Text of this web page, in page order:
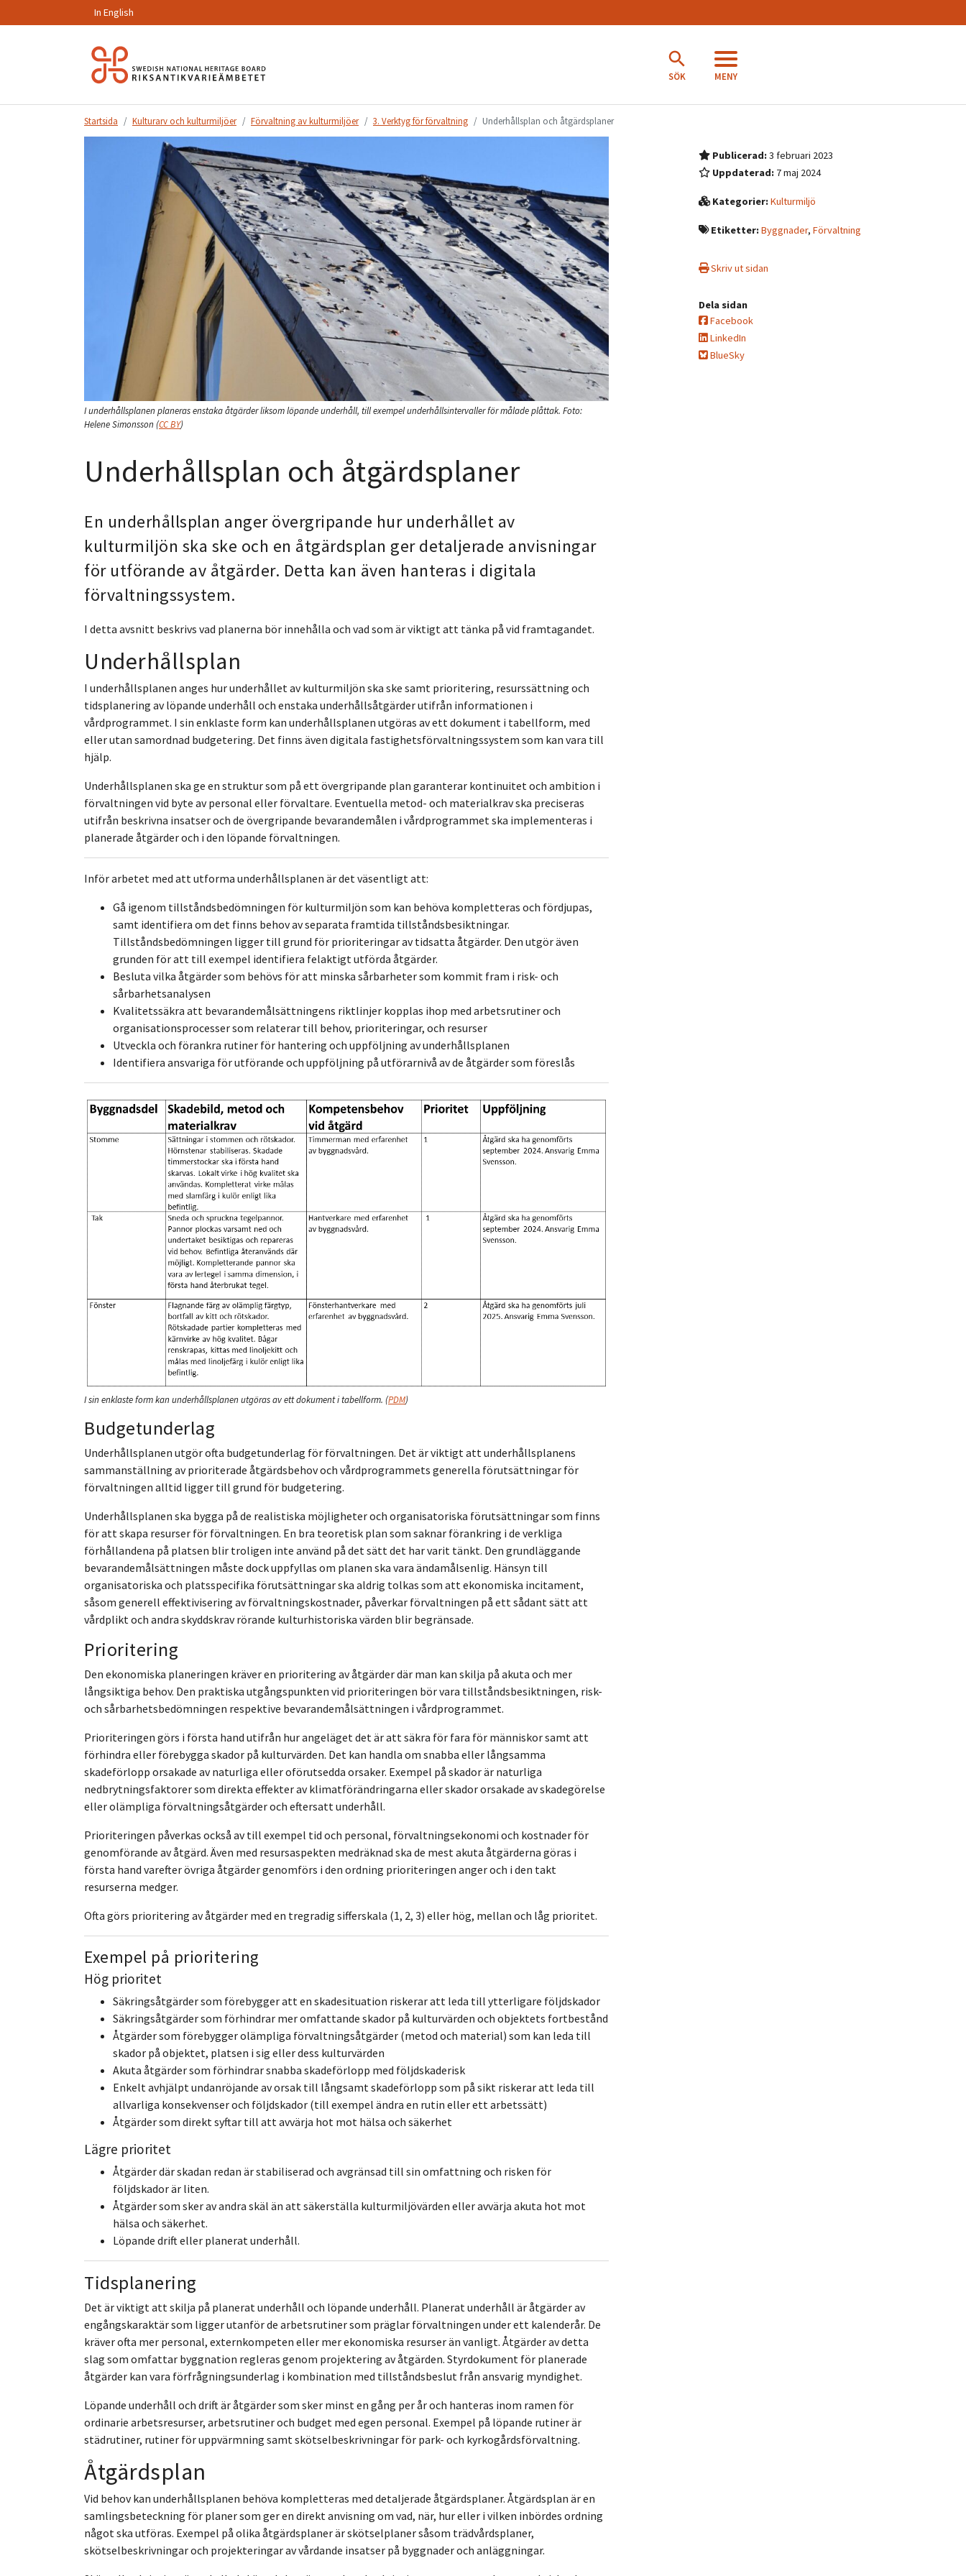
In English
SÖK MENY
Startsida Kulturarv och kulturmiljöer Förvaltning av kulturmiljöer 3. Verktyg för förvaltning Underhållsplan och åtgärdsplaner
I underhållsplanen planeras enstaka åtgärder liksom löpande underhåll, till exempel underhållsintervaller för målade plåttak. Foto:
Helene Simonsson (CC BY)
Underhållsplan och åtgärdsplaner
En underhållsplan anger övergripande hur underhållet av
kulturmiljön ska ske och en åtgärdsplan ger detaljerade anvisningar
för utförande av åtgärder. Detta kan även hanteras i digitala
förvaltningssystem.
I detta avsnitt beskrivs vad planerna bör innehålla och vad som är viktigt att tänka på vid framtagandet.
Underhållsplan
I underhållsplanen anges hur underhållet av kulturmiljön ska ske samt prioritering, resurssättning och
tidsplanering av löpande underhåll och enstaka underhållsåtgärder utifrån informationen i
vårdprogrammet. I sin enklaste form kan underhållsplanen utgöras av ett dokument i tabellform, med
eller utan samordnad budgetering. Det finns även digitala fastighetsförvaltningssystem som kan vara till
hjälp.
Underhållsplanen ska ge en struktur som på ett övergripande plan garanterar kontinuitet och ambition i
förvaltningen vid byte av personal eller förvaltare. Eventuella metod- och materialkrav ska preciseras
utifrån beskrivna insatser och de övergripande bevarandemålen i vårdprogrammet ska implementeras i
planerade åtgärder och i den löpande förvaltningen.
Inför arbetet med att utforma underhållsplanen är det väsentligt att:
Gå igenom tillståndsbedömningen för kulturmiljön som kan behöva kompletteras och fördjupas,
samt identifiera om det finns behov av separata framtida tillståndsbesiktningar.
Tillståndsbedömningen ligger till grund för prioriteringar av tidsatta åtgärder. Den utgör även
grunden för att till exempel identifiera felaktigt utförda åtgärder.
Besluta vilka åtgärder som behövs för att minska sårbarheter som kommit fram i risk- och
sårbarhetsanalysen
Kvalitetssäkra att bevarandemålsättningens riktlinjer kopplas ihop med arbetsrutiner och
organisationsprocesser som relaterar till behov, prioriteringar, och resurser
Utveckla och förankra rutiner för hantering och uppföljning av underhållsplanen
Identifiera ansvariga för utförande och uppföljning på utförarnivå av de åtgärder som föreslås
I sin enklaste form kan underhållsplanen utgöras av ett dokument i tabellform. (PDM)
Budgetunderlag
Underhållsplanen utgör ofta budgetunderlag för förvaltningen. Det är viktigt att underhållsplanens
sammanställning av prioriterade åtgärdsbehov och vårdprogrammets generella förutsättningar för
förvaltningen alltid ligger till grund för budgetering.
Underhållsplanen ska bygga på de realistiska möjligheter och organisatoriska förutsättningar som finns
för att skapa resurser för förvaltningen. En bra teoretisk plan som saknar förankring i de verkliga
förhållandena på platsen blir troligen inte använd på det sätt det har varit tänkt. Den grundläggande
bevarandemålsättningen måste dock uppfyllas om planen ska vara ändamålsenlig. Hänsyn till
organisatoriska och platsspecifika förutsättningar ska aldrig tolkas som att ekonomiska incitament,
såsom generell effektivisering av förvaltningskostnader, påverkar förvaltningen på ett sådant sätt att
vårdplikt och andra skyddskrav rörande kulturhistoriska värden blir begränsade.
Prioritering
Den ekonomiska planeringen kräver en prioritering av åtgärder där man kan skilja på akuta och mer
långsiktiga behov. Den praktiska utgångspunkten vid prioriteringen bör vara tillståndsbesiktningen, risk-
och sårbarhetsbedömningen respektive bevarandemålsättningen i vårdprogrammet.
Prioriteringen görs i första hand utifrån hur angeläget det är att säkra för fara för människor samt att
förhindra eller förebygga skador på kulturvärden. Det kan handla om snabba eller långsamma
skadeförlopp orsakade av naturliga eller oförutsedda orsaker. Exempel på skador är naturliga
nedbrytningsfaktorer som direkta effekter av klimatförändringarna eller skador orsakade av skadegörelse
eller olämpliga förvaltningsåtgärder och eftersatt underhåll.
Prioriteringen påverkas också av till exempel tid och personal, förvaltningsekonomi och kostnader för
genomförande av åtgärd. Även med resursaspekten medräknad ska de mest akuta åtgärderna göras i
första hand varefter övriga åtgärder genomförs i den ordning prioriteringen anger och i den takt
resurserna medger.
Ofta görs prioritering av åtgärder med en tregradig sifferskala (1, 2, 3) eller hög, mellan och låg prioritet.
Exempel på prioritering
Hög prioritet
Säkringsåtgärder som förebygger att en skadesituation riskerar att leda till ytterligare följdskador
Säkringsåtgärder som förhindrar mer omfattande skador på kulturvärden och objektets fortbestånd
Åtgärder som förebygger olämpliga förvaltningsåtgärder (metod och material) som kan leda till
skador på objektet, platsen i sig eller dess kulturvärden
Akuta åtgärder som förhindrar snabba skadeförlopp med följdskaderisk
Enkelt avhjälpt undanröjande av orsak till långsamt skadeförlopp som på sikt riskerar att leda till
allvarliga konsekvenser och följdskador (till exempel ändra en rutin eller ett arbetssätt)
Åtgärder som direkt syftar till att avvärja hot mot hälsa och säkerhet
Lägre prioritet
Åtgärder där skadan redan är stabiliserad och avgränsad till sin omfattning och risken för
följdskador är liten.
Åtgärder som sker av andra skäl än att säkerställa kulturmiljövärden eller avvärja akuta hot mot
hälsa och säkerhet.
Löpande drift eller planerat underhåll.
Tidsplanering
Det är viktigt att skilja på planerat underhåll och löpande underhåll. Planerat underhåll är åtgärder av
engångskaraktär som ligger utanför de arbetsrutiner som präglar förvaltningen under ett kalenderår. De
kräver ofta mer personal, externkompeten eller mer ekonomiska resurser än vanligt. Åtgärder av detta
slag som omfattar byggnation regleras genom projektering av åtgärden. Styrdokument för planerade
åtgärder kan vara förfrågningsunderlag i kombination med tillståndsbeslut från ansvarig myndighet.
Löpande underhåll och drift är åtgärder som sker minst en gång per år och hanteras inom ramen för
ordinarie arbetsresurser, arbetsrutiner och budget med egen personal. Exempel på löpande rutiner är
städrutiner, rutiner för uppvärmning samt skötselbeskrivningar för park- och kyrkogårdsförvaltning.
Åtgärdsplan
Vid behov kan underhållsplanen behöva kompletteras med detaljerade åtgärdsplaner. Åtgärdsplan är en
samlingsbeteckning för planer som ger en direkt anvisning om vad, när, hur eller i vilken inbördes ordning
något ska utföras. Exempel på olika åtgärdsplaner är skötselplaner såsom trädvårdsplaner,
skötselbeskrivningar och projekteringar av vårdande insatser på byggnader och anläggningar.
Publicerad:3 februari 2023
Uppdaterad: 7 maj 2024
Kategorier:Kulturmiljö
Etiketter:Byggnader, Förvaltning
Skriv ut sidan
Dela sidan
Facebook
LinkedIn
BlueSky